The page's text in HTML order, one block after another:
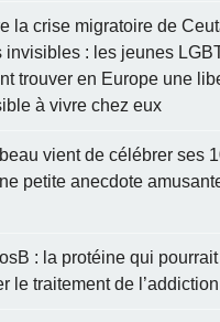
la crise migratoire de
invisibles : les jeunes
trouver en Europe une
à vivre chez eux
vient de célébrer ses
petite anecdote
: la protéine qui
le traitement de l’addiction